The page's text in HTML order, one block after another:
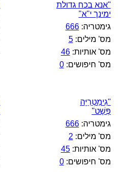
"אנא בכח גדולת
ימינך י"א"
גימטריה:666
מס' מילים:5
מס' אותיות:46
מס' חיפושים:0
"גִימַטְרִיָּה
פְּשָׁט"
גימטריה:666
מס' מילים: 2
מס' אותיות:45
מס' חיפושים:0